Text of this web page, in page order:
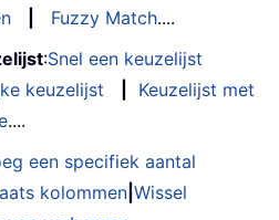
Fuzzy Match....
:Snel een keuzelijst
keuzelijst
Keuzelijst met
....
een specifiek aantal
kolommen Wissel